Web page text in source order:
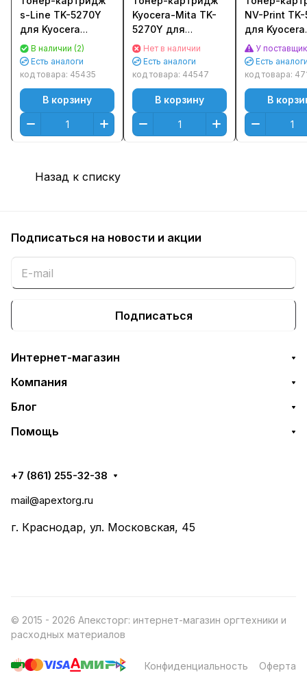
s-Line TK-5270Y
для Kyocera
ECOSYS P6230
(6000стр.)
Желтый (Yellow) -
с чипом
В наличии (2)
Есть аналоги
код товара: 45435
В корзину
Kyocera-Mita TK-
5270Y для
M6230cidn/
M6630cidn/
P6230cdn Желтый
(Yellow) (6000стр.)
Оригинальный
Нет в наличии
Есть аналоги
код товара: 44547
В корзину
NV-Print
для Kyocera
ECOSYS
M6230cidn/
P6230cdn/
M6630cidn
(6000стр.)
Желтый
У
Есть
код товара:
В
Назад к списку
Подписаться на новости и акции
Подписаться
Интернет-магазин
Компания
Блог
Помощь
+7 (861) 255-32-38
mail@apextorg.ru
г. Краснодар, ул. Московская, 45
© 2015 - 2026 Апексторг: интернет-магазин оргтехники и
расходных материалов
Конфиденциальность Оферта